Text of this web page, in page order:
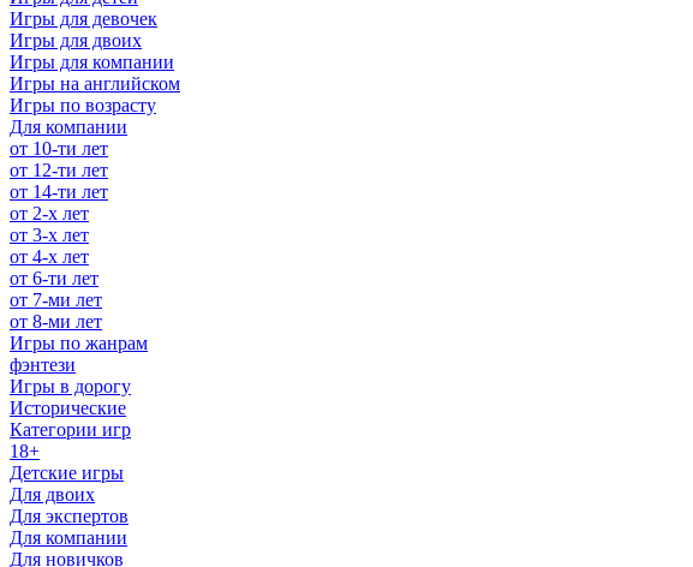
Игры для девочек
Игры для двоих
Игры для компании
Игры на английском
Игры по возрасту
Для компании
от 10-ти лет
от 12-ти лет
от 14-ти лет
от 2-х лет
от 3-х лет
от 4-х лет
от 6-ти лет
от 7-ми лет
от 8-ми лет
Игры по жанрам
фэнтези
Игры в дорогу
Исторические
Категории игр
18+
Детские игры
Для двоих
Для экспертов
Для компании
Для новичков